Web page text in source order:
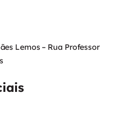
Lemos – Rua Professor